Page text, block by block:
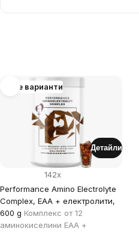
List
products
Още варианти
Performance Amino Electrolyte
Complex, EAA + електролити,
600 g Комплекс от 12
аминокиселини EAA +
142x
Детайли